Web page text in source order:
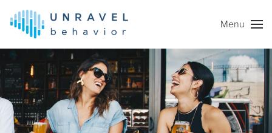
Skip to main content Menu